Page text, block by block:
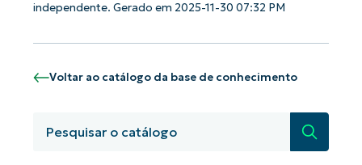
independente. Gerado em 2025-11-30 07:32 PM
Voltar ao catálogo da base de conhecimento